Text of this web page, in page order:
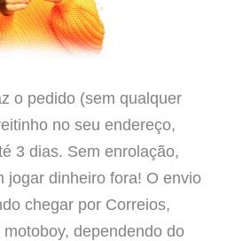
o pedido (sem qualquer
no seu endereço,
3 dias. Sem enrolação,
jogar dinheiro fora! O envio
chegar por Correios,
dependendo do